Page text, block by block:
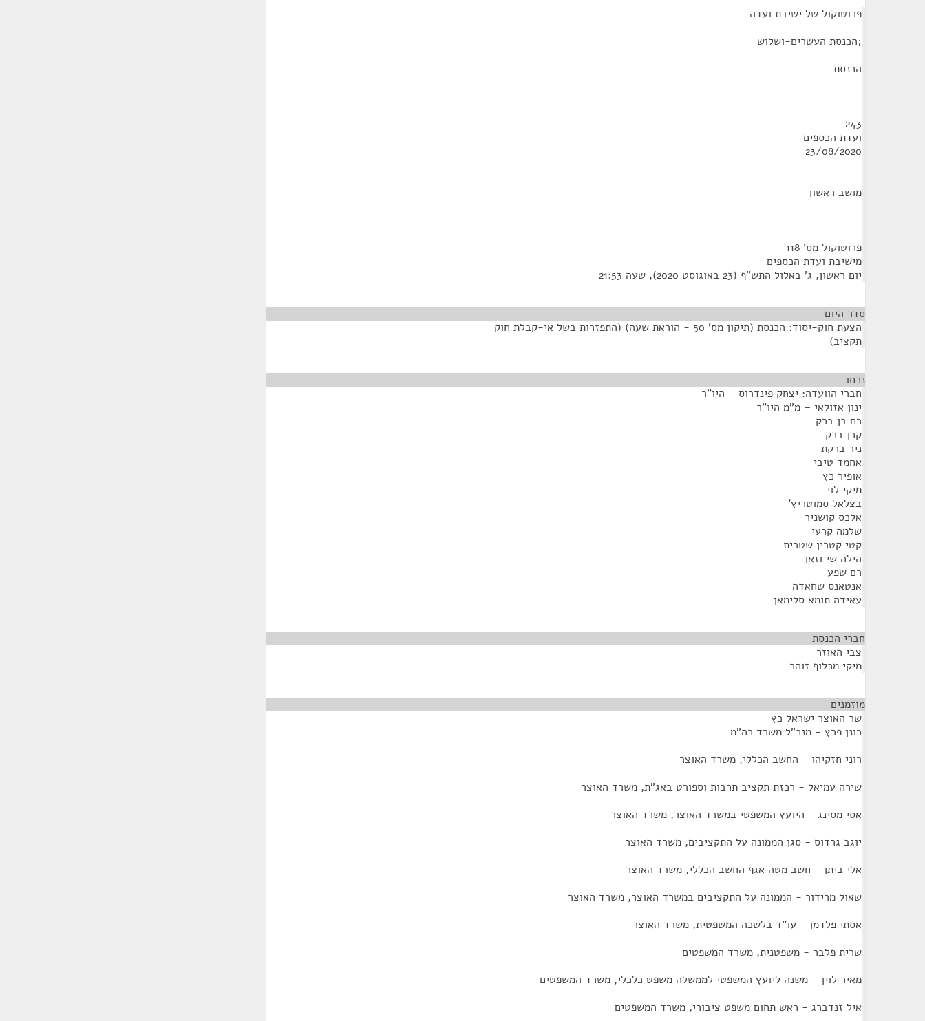
פרוטוקול של ישיבת ועדה
;הכנסת העשרים-ושלוש
הכנסת
243
ועדת הכספים
23/08/2020
מושב ראשון
פרוטוקול מס' 118
מישיבת ועדת הכספים
יום ראשון, ג' באלול התש"ף (23 באוגוסט 2020), שעה 21:53
סדר היום
הצעת חוק-יסוד: הכנסת (תיקון מס' 50 - הוראת שעה) (התפזרות בשל אי-קבלת חוק
תקציב)
נכחו
חברי הוועדה: יצחק פינדרוס – היו"ר
ינון אזולאי – מ"מ היו"ר
רם בן ברק
קרן ברק
ניר ברקת
אחמד טיבי
אופיר כץ
מיקי לוי
בצלאל סמוטריץ'
אלכס קושניר
שלמה קרעי
קטי קטרין שטרית
הילה שי וזאן
רם שפע
אנטאנס שחאדה
עאידה תומא סלימאן
חברי הכנסת
צבי האוזר
מיקי מכלוף זוהר
מוזמנים
שר האוצר ישראל כץ
רונן פרץ - מנכ"ל משרד רה"מ
רוני חזקיהו - החשב הכללי, משרד האוצר
שירה עמיאל - רכזת תקציב תרבות וספורט באג"ת, משרד האוצר
אסי מסינג - היועץ המשפטי במשרד האוצר, משרד האוצר
יוגב גרדוס - סגן הממונה על התקציבים, משרד האוצר
אלי ביתן - חשב מטה אגף החשב הכללי, משרד האוצר
שאול מרידור - הממונה על התקציבים במשרד האוצר, משרד האוצר
אסתי פלדמן - עו"ד בלשכה המשפטית, משרד האוצר
שרית פלבר - משפטנית, משרד המשפטים
מאיר לוין - משנה ליועץ המשפטי לממשלה משפט כלכלי, משרד המשפטים
איל זנדברג - ראש תחום משפט ציבורי, משרד המשפטים